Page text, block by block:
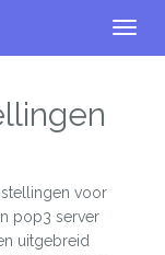
voor
pop3 server
uitgebreid